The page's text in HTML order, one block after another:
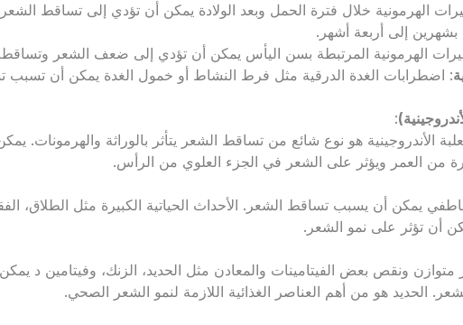
الهرمونية خلال فترة الحمل وبعد الولادة يمكن أن تؤدي إلى تساقط
بشهرين إلى أربعة أشهر.
الهرمونية المرتبطة بسن اليأس يمكن أن تؤدي إلى ضعف الشعر
: اضطرابات الغدة الدرقية مثل فرط النشاط أو خمول الغدة يمكن أن تسبب
:
الأندروجينية هو نوع شائع من تساقط الشعر يتأثر بالوراثة والهرمونات.
من العمر ويؤثر على الشعر في الجزء العلوي من الرأس.
يمكن أن يسبب تساقط الشعر. الأحداث الحياتية الكبيرة مثل الطلاق،
أن تؤثر على نمو الشعر.
متوازن ونقص بعض الفيتامينات والمعادن مثل الحديد، الزنك، وفيتامين د
الحديد هو من أهم العناصر الغذائية اللازمة لنمو الشعر الصحي.